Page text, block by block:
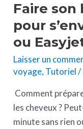
Faire son
pour
ou
Laisser un
voyage, Tutoriel/
Comment
les cheveux ?
minute sans rien
Easyjet
?